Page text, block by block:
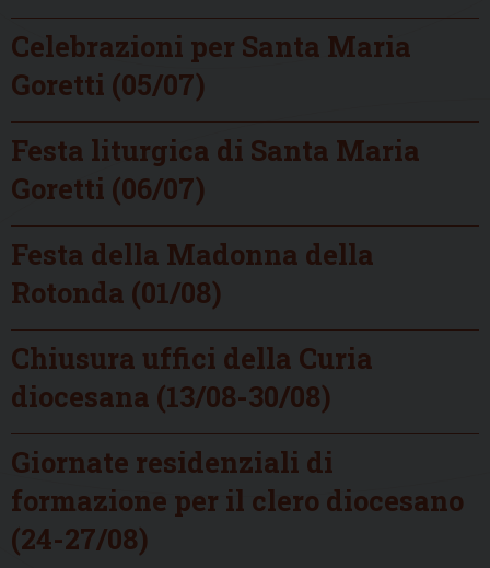
Celebrazioni per Santa Maria
Goretti (05/07)
Festa liturgica di Santa Maria
Goretti (06/07)
Festa della Madonna della
Rotonda (01/08)
Chiusura uffici della Curia
diocesana (13/08-30/08)
Giornate residenziali di
formazione per il clero diocesano
(24-27/08)